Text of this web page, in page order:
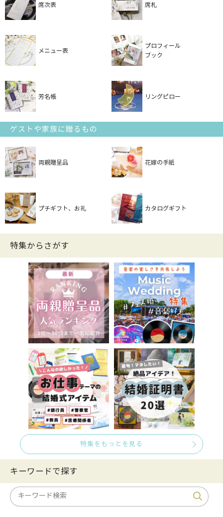
席次表 席札
メニュー表
プロフィール
ブック
芳名帳 リングピロー
ゲストや家族に贈るもの
両親贈呈品 花嫁の手紙
プチギフト、お礼 カタログギフト
特集からさがす
特集をもっとを見る
キーワードで探す